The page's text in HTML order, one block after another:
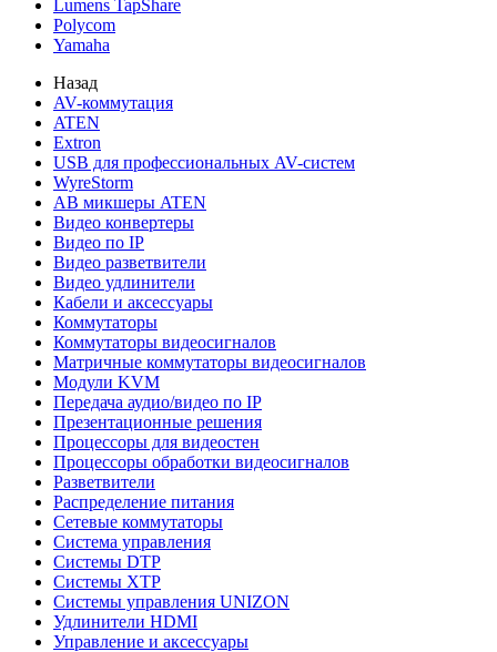
Lumens TapShare
Polycom
Yamaha
Назад
AV-коммутация
ATEN
Extron
USB для профессиональных AV-систем
WyreStorm
АВ микшеры ATEN
Видео конвертеры
Видео по IP
Видео разветвители
Видео удлинители
Кабели и аксессуары
Коммутаторы
Коммутаторы видеосигналов
Матричные коммутаторы видеосигналов
Модули KVM
Передача аудио/видео по IP
Презентационные решения
Процессоры для видеостен
Процессоры обработки видеосигналов
Разветвители
Распределение питания
Сетевые коммутаторы
Система управления
Системы DTP
Системы XTP
Системы управления UNIZON
Удлинители HDMI
Управление и аксессуары